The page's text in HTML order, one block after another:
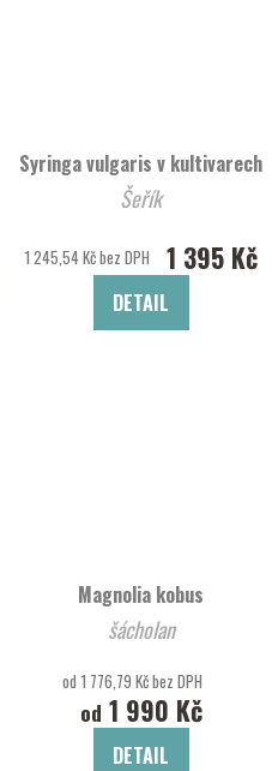
Syringa vulgaris v kultivarech
Šeřík
1 245,54 Kč bez DPH 1 395 Kč
DETAIL
Magnolia kobus
šácholan
od 1 776,79 Kč bez DPH
od 1 990 Kč
DETAIL